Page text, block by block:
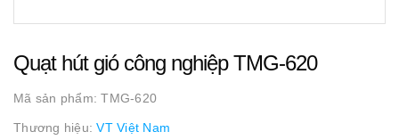
Quạt hút gió công nghiệp TMG-620
Mã sản phẩm:TMG-620
Thương hiệu:VT Việt Nam